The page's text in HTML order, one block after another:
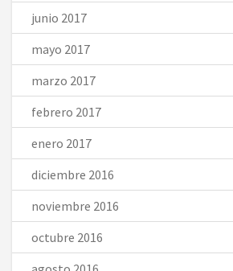
junio 2017
mayo 2017
marzo 2017
febrero 2017
enero 2017
diciembre 2016
noviembre 2016
octubre 2016